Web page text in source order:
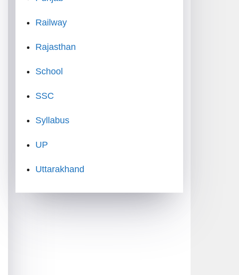
Railway
Rajasthan
School
SSC
Syllabus
UP
Uttarakhand